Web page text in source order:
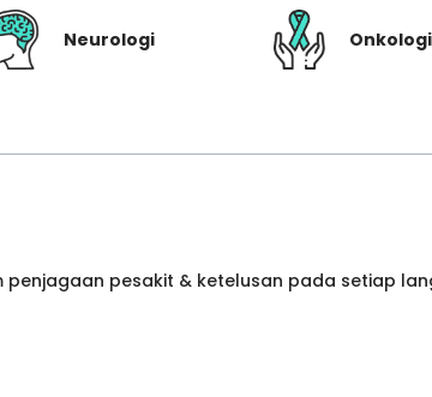
Neurologi Onkologi
pesakit & ketelusan pada setiap